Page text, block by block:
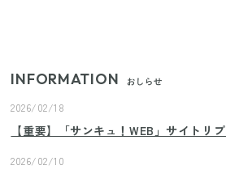
INFORMATION おしらせ
2026/02/18
【重要】「サンキュ！WEB」サイトリ
2026/02/10